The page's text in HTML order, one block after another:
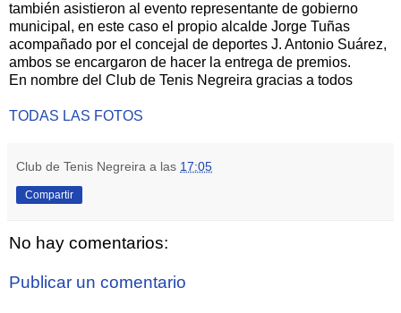
también asistieron al evento representante de gobierno
municipal, en este caso el propio alcalde Jorge Tuñas
acompañado por el concejal de deportes J. Antonio Suárez,
ambos se encargaron de hacer la entrega de premios.
En nombre del Club de Tenis Negreira gracias a todos
TODAS LAS FOTOS
Club de Tenis Negreira a las 17:05
Compartir
No hay comentarios:
Publicar un comentario